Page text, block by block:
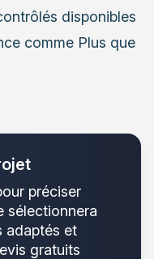
disponibles
comme Plus que
préciser
sélectionnera
adaptés et
gratuits